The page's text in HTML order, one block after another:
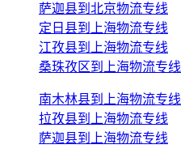
萨迦县到北京物流专线
定日县到上海物流专线
江孜县到上海物流专线
桑珠孜区到上海物流专线
南木林县到上海物流专线
拉孜县到上海物流专线
萨迦县到上海物流专线